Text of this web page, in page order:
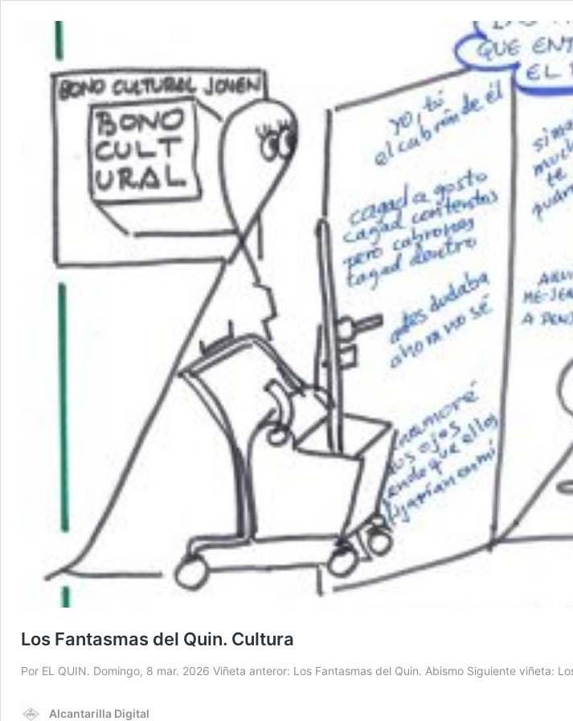
Los Fantasmas del Quin. Cultura
Por EL QUIN. Domingo, 8 mar. 2026 Viñeta anteror: Los Fantasmas del Quin. Abismo Siguiente viñeta:
Alcantarilla Digital